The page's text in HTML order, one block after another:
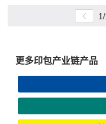
更多印包产业链产品